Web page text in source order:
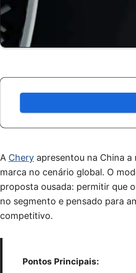
A Chery apresentou na China
marca no cenário global. O
proposta ousada: permitir que
no segmento e pensado para
competitivo.
Pontos Principais: